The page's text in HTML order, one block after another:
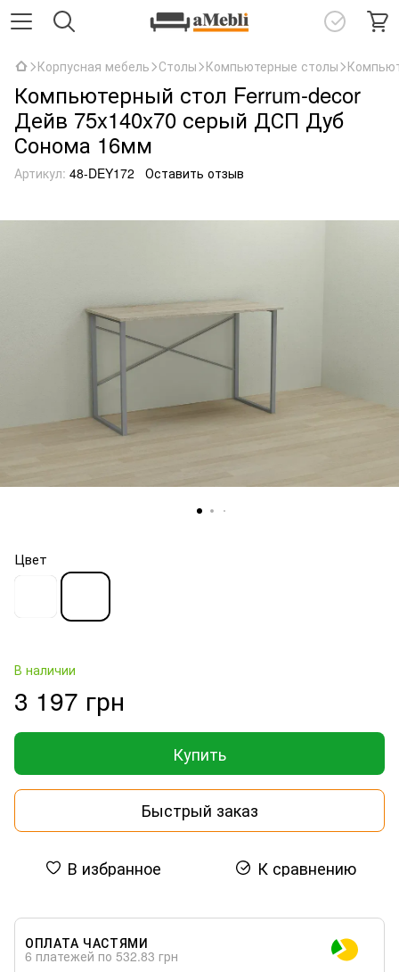
Корпусная мебель Столы Компьютерные столы
Компьютерный стол Ferrum-decor
Дейв 75x140x70 серый ДСП Дуб
Сонома 16мм
Артикул: 48-DEY172 Оставить отзыв
Цвет
В наличии
3 197 грн
Купить
Быстрый заказ
В избранное К сравнению
ОПЛАТА ЧАСТЯМИ
6 платежей по 532.83 грн